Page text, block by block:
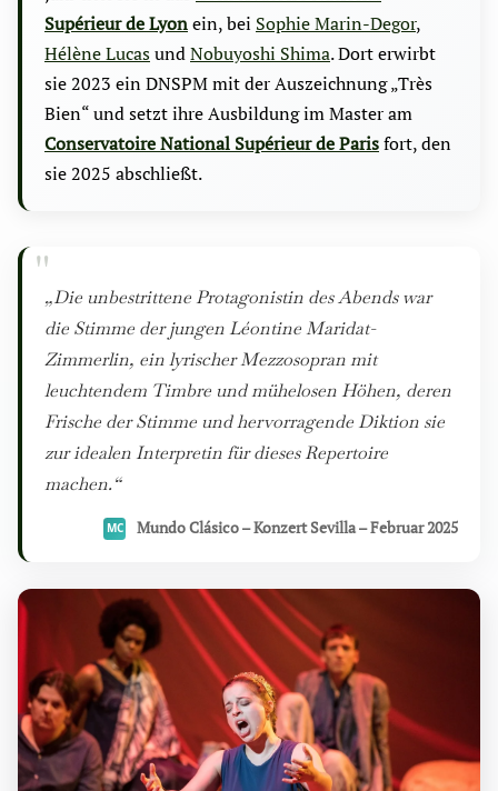
Supérieur de Lyonein, bei Sophie Marin-Degor,
Hélène LucasundNobuyoshi Shima. Dort erwirbt
sie 2023 ein DNSPM mit der Auszeichnung „Très
Bien“ und setzt ihre Ausbildung im Master am
Conservatoire National Supérieur de Parisfort, den
sie 2025 abschließt.
„Die unbestrittene Protagonistin des Abends war
die Stimme der jungen Léontine Maridat-
Zimmerlin, ein lyrischer Mezzosopran mit
leuchtendem Timbre und mühelosen Höhen, deren
Frische der Stimme und hervorragende Diktion sie
zur idealen Interpretin für dieses Repertoire
machen.“
Mundo Clásico – Konzert Sevilla – Februar 2025